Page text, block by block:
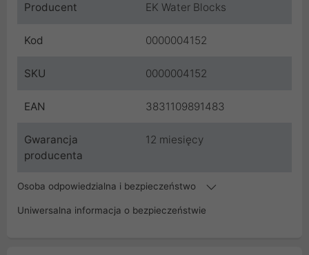
Producent EK Water Blocks
Kod 0000004152
SKU 0000004152
EAN 3831109891483
Gwarancja
producenta
12 miesięcy
Osoba odpowiedzialna i bezpieczeństwo
Uniwersalna informacja o bezpieczeństwie